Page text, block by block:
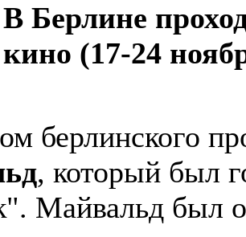
В Берлине
кино (17-24
берлинского
, который был
Майвальд был